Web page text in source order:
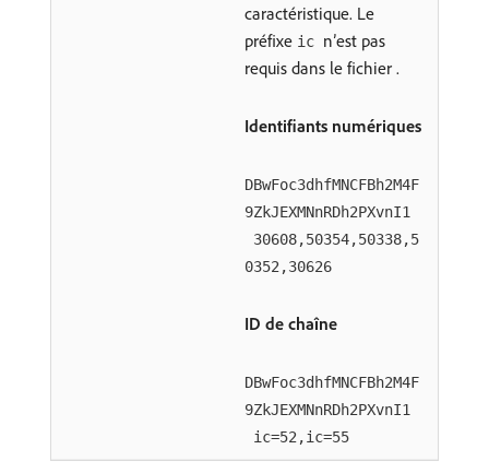
caractéristique. Le
préfixe ic n’est pas
requis dans le fichier .
Identifiants numériques
DBwFoc3dhfMNCFBh2M4F
9ZkJEXMNnRDh2PXvnI1
30608,50354,50338,5
0352,30626
ID de chaîne
DBwFoc3dhfMNCFBh2M4F
9ZkJEXMNnRDh2PXvnI1
ic=52,ic=55